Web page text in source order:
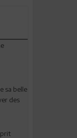
sa belle
des